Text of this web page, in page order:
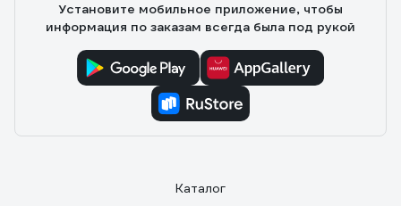
Установите мобильное приложение, чтобы
информация по заказам всегда была под рукой
Каталог